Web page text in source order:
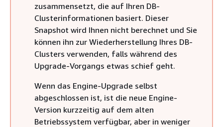
zusammensetzt, die auf Ihren DB-
Clusterinformationen basiert. Dieser
Snapshot wird Ihnen nicht berechnet und Sie
können ihn zur Wiederherstellung Ihres DB-
Clusters verwenden, falls während des
Upgrade-Vorgangs etwas schief geht.
Wenn das Engine-Upgrade selbst
abgeschlossen ist, ist die neue Engine-
Version kurzzeitig auf dem alten
Betriebssystem verfügbar, aber in weniger